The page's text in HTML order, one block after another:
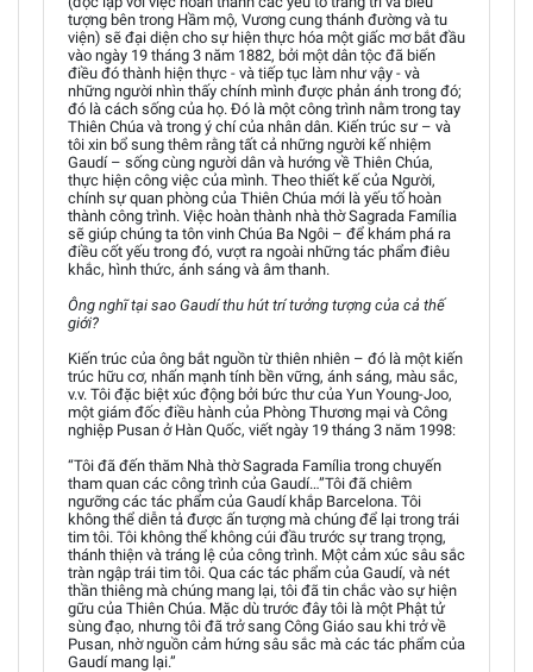
tượng bên trong Hầm mộ, Vương cung thánh đường và tu
viện) sẽ đại diện cho sự hiện thực hóa một giấc mơ bắt đầu
vào ngày 19 tháng 3 năm 1882, bởi một dân tộc đã biến
điều đó thành hiện thực - và tiếp tục làm như vậy - và
những người nhìn thấy chính mình được phản ánh trong đó;
đó là cách sống của họ. Đó là một công trình nằm trong tay
Thiên Chúa và trong ý chí của nhân dân. Kiến trúc sư – và
tôi xin bổ sung thêm rằng tất cả những người kế nhiệm
Gaudí – sống cùng người dân và hướng về Thiên Chúa,
thực hiện công việc của mình. Theo thiết kế của Người,
chính sự quan phòng của Thiên Chúa mới là yếu tố hoàn
thành công trình. Việc hoàn thành nhà thờ Sagrada Família
sẽ giúp chúng ta tôn vinh Chúa Ba Ngôi – để khám phá ra
điều cốt yếu trong đó, vượt ra ngoài những tác phẩm điêu
khắc, hình thức, ánh sáng và âm thanh.
Ông nghĩ tại sao Gaudí thu hút trí tưởng tượng của cả thế
giới?
Kiến trúc của ông bắt nguồn từ thiên nhiên – đó là một kiến
trúc hữu cơ, nhấn mạnh tính bền vững, ánh sáng, màu sắc,
v.v. Tôi đặc biệt xúc động bởi bức thư của Yun Young-Joo,
một giám đốc điều hành của Phòng Thương mại và Công
nghiệp Pusan ở Hàn Quốc, viết ngày 19 tháng 3 năm 1998:
“Tôi đã đến thăm Nhà thờ Sagrada Família trong chuyến
tham quan các công trình của Gaudí…”Tôi đã chiêm
ngưỡng các tác phẩm của Gaudí khắp Barcelona. Tôi
không thể diễn tả được ấn tượng mà chúng để lại trong trái
tim tôi. Tôi không thể không cúi đầu trước sự trang trọng,
thánh thiện và tráng lệ của công trình. Một cảm xúc sâu sắc
tràn ngập trái tim tôi. Qua các tác phẩm của Gaudí, và nét
thần thiêng mà chúng mang lại, tôi đã tin chắc vào sự hiện
gữu của Thiên Chúa. Mặc dù trước đây tôi là một Phật tử
sùng đạo, nhưng tôi đã trở sang Công Giáo sau khi trở về
Pusan, nhờ nguồn cảm hứng sâu sắc mà các tác phẩm của
Gaudí mang lại.”